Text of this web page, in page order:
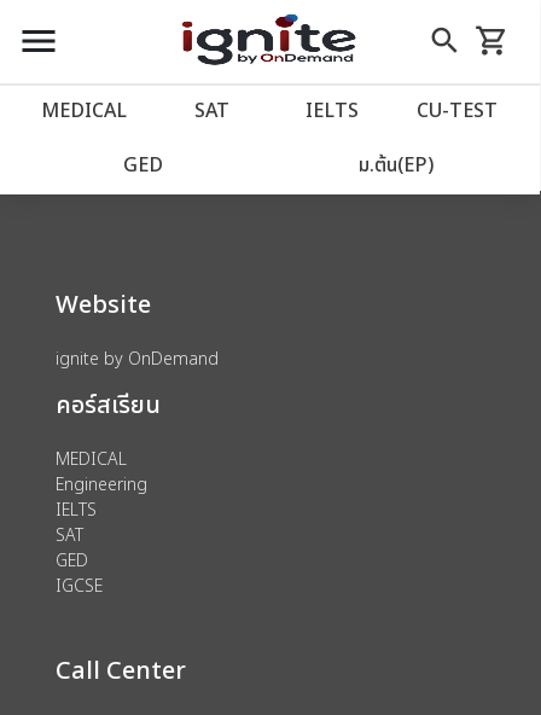
close
account_balance หน้าแรก
เว็บไซต์อิกไนท์
import_contacts วางแผนการเรียน
account_circle เข้าสู่ระบบ
assignment ลงทะเบียน
menu search
Skip
to
shopping_cart
รถเข็น
MEDICAL SAT IELTS CU‑TEST
GED ม.ต้น(EP)
We could not find anything for 80002040
Website
ignite by OnDemand
คอร์สเรียน
MEDICAL
Engineering
IELTS
SAT
GED
IGCSE
Call Center